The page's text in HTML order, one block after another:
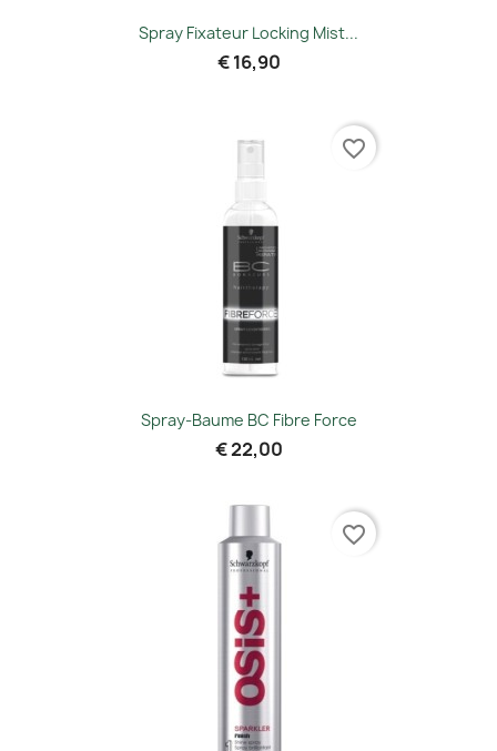
Spray Fixateur Locking Mist...
€ 16,90
Spray-Baume BC Fibre Force
€ 22,00
favorite_border
favorite_border